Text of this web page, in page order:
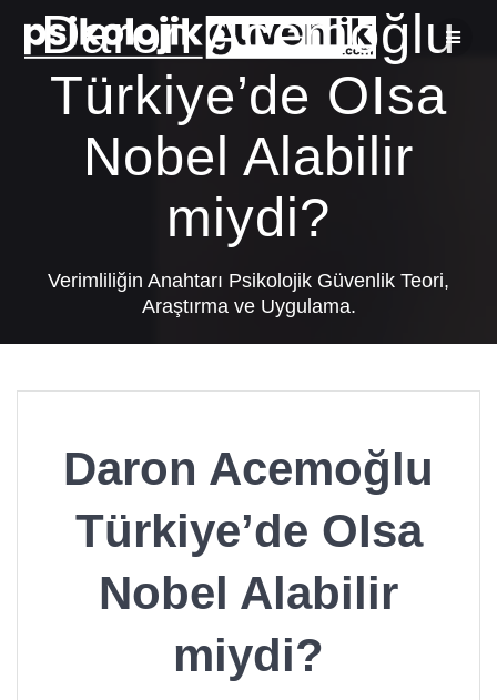
Skip
to
content
Daron Acemoğlu
Türkiye’de OIsa
Nobel Alabilir
miydi?
Verimliliğin Anahtarı Psikolojik Güvenlik Teori,
Araştırma ve Uygulama.
Daron Acemoğlu
Türkiye’de OIsa
Nobel Alabilir
miydi?